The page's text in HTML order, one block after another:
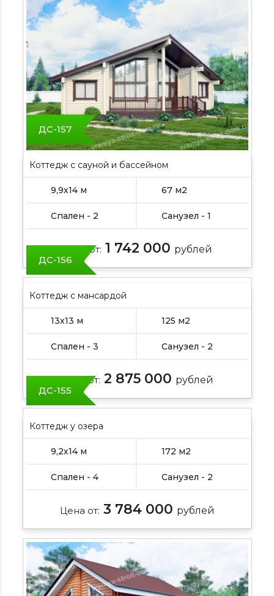
ДС-157
Коттедж с сауной и бассейном
9,9х14 м 67 м2
Спален - 2 Санузел - 1
Цена от: 1 742 000 рублей
ДС-156
Коттедж с мансардой
13х13 м 125 м2
Спален - 3 Санузел - 2
Цена от: 2 875 000 рублей
ДС-155
Коттедж у озера
9,2х14 м 172 м2
Спален - 4 Санузел - 2
Цена от: 3 784 000 рублей